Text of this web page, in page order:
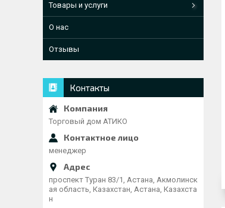
Товары и услуги
О нас
Отзывы
Контакты
Торговый дом АТИКО
менеджер
проспект Туран 83/1, Астана, Акмолинск
ая область, Казахстан, Астана, Казахста
н